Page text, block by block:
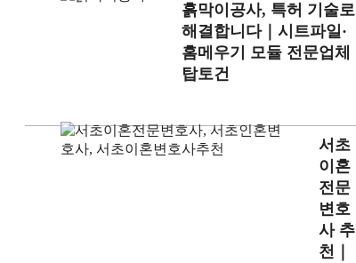
흙막이공사, 특허 기술로
해결합니다｜시트파일·
홈메우기 모듈 전문업체
탑토건
서초
이혼
전문
변호
사 추
천｜